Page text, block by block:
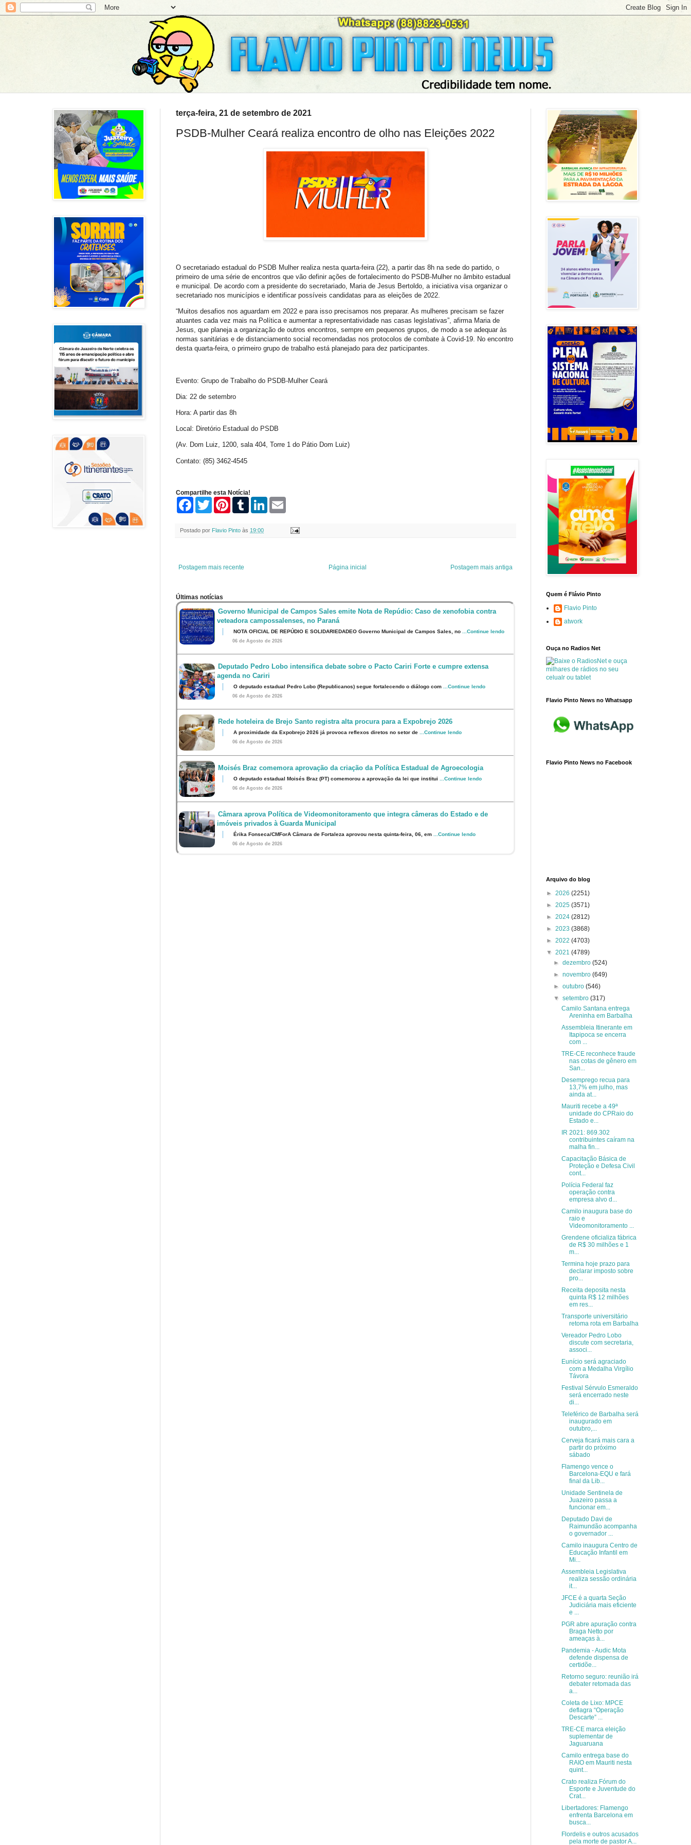
terça-feira, 21 de setembro de 2021
PSDB-Mulher Ceará realiza encontro de olho nas Eleições 2022
O secretariado estadual do PSDB Mulher realiza nesta quarta-feira (22), a partir das 8h na sede do partido, o
primeiro de uma série de encontros que vão definir ações de fortalecimento do PSDB-Mulher no âmbito estadual
e municipal. De acordo com a presidente do secretariado, Maria de Jesus Bertoldo, a iniciativa visa organizar o
secretariado nos municípios e identificar possíveis candidatas para as eleições de 2022.
“Muitos desafios nos aguardam em 2022 e para isso precisamos nos preparar. As mulheres precisam se fazer
atuantes cada vez mais na Política e aumentar a representatividade nas casas legislativas”, afirma Maria de
Jesus, que planeja a organização de outros encontros, sempre em pequenos grupos, de modo a se adequar às
normas sanitárias e de distanciamento social recomendadas nos protocolos de combate à Covid-19. No encontro
desta quarta-feira, o primeiro grupo de trabalho está planejado para dez participantes.
Evento: Grupo de Trabalho do PSDB-Mulher Ceará
Dia: 22 de setembro
Hora: A partir das 8h
Local: Diretório Estadual do PSDB
(Av. Dom Luiz, 1200, sala 404, Torre 1 do Pátio Dom Luiz)
Contato: (85) 3462-4545
Compartilhe esta Notícia!
F
b
T
w
t
P
e
t
T
l
L
Postado por Flavio Pinto às 19:00
Postagem mais recente Postagem mais antiga
Página inicial
Últimas notícias
Governo Municipal de Campos Sales emite Nota de Repúdio: Caso de xenofobia contra
veteadora campossalenses, no Paraná
NOTA OFICIAL DE REPÚDIO E SOLIDARIEDADEO Governo Municipal de Campos Sales, no ...Continue lendo
06 de Agosto de 2026
Deputado Pedro Lobo intensifica debate sobre o Pacto Cariri Forte e cumpre extensa
agenda no Cariri
O deputado estadual Pedro Lobo (Republicanos) segue fortalecendo o diálogo com ...Continue lendo
06 de Agosto de 2026
Rede hoteleira de Brejo Santo registra alta procura para a Expobrejo 2026
A proximidade da Expobrejo 2026 já provoca reflexos diretos no setor de ...Continue lendo
06 de Agosto de 2026
Moisés Braz comemora aprovação da criação da Política Estadual de Agroecologia
O deputado estadual Moisés Braz (PT) comemorou a aprovação da lei que institui ...Continue lendo
06 de Agosto de 2026
Câmara aprova Política de Videomonitoramento que integra câmeras do Estado e de
imóveis privados à Guarda Municipal
Érika Fonseca/CMForA Câmara de Fortaleza aprovou nesta quinta-feira, 06, em ...Continue lendo
06 de Agosto de 2026
Quem é Flávio Pinto
Flavio Pinto
atwork
Ouça no Radios Net
Flavio Pinto News no Whatsapp
Flavio Pinto News no Facebook
Arquivo do blog
► 2026 (2251)
► 2025 (3571)
► 2024 (2812)
► 2023 (3868)
► 2022 (4703)
▼ 2021 (4789)
►dezembro(524)
►novembro(649)
►outubro(546)
▼setembro(317)
Camilo Santana entrega
Areninha em Barbalha
Assembleia Itinerante em
Itapipoca se encerra
com ...
TRE-CE reconhece fraude
nas cotas de gênero em
San...
Desemprego recua para
13,7% em julho, mas
ainda at...
Mauriti recebe a 49ª
unidade do CPRaio do
Estado e...
IR 2021: 869.302
contribuintes caíram na
malha fin...
Capacitação Básica de
Proteção e Defesa Civil
cont...
Polícia Federal faz
operação contra
empresa alvo d...
Camilo inaugura base do
raio e
Videomonitoramento ...
Grendene oficializa fábrica
de R$ 30 milhões e 1
m...
Termina hoje prazo para
declarar imposto sobre
pro...
Receita deposita nesta
quinta R$ 12 milhões
em res...
Transporte universitário
retoma rota em Barbalha
Vereador Pedro Lobo
discute com secretaria,
associ...
Eunício será agraciado
com a Medalha Virgílio
Távora
Festival Sérvulo Esmeraldo
será encerrado neste
di...
Teleférico de Barbalha será
inaugurado em
outubro,...
Cerveja ficará mais cara a
partir do próximo
sábado
Flamengo vence o
Barcelona-EQU e fará
final da Lib...
Unidade Sentinela de
Juazeiro passa a
funcionar em...
Deputado Davi de
Raimundão acompanha
o governador ...
Camilo inaugura Centro de
Educação Infantil em
Mi...
Assembleia Legislativa
realiza sessão ordinária
it...
JFCE é a quarta Seção
Judiciária mais eficiente
e ...
PGR abre apuração contra
Braga Netto por
ameaças à...
Pandemia - Audic Mota
defende dispensa de
certidõe...
Retorno seguro: reunião irá
debater retomada das
a...
Coleta de Lixo: MPCE
deflagra “Operação
Descarte” ...
TRE-CE marca eleição
suplementar de
Jaguaruana
Camilo entrega base do
RAIO em Mauriti nesta
quint...
Crato realiza Fórum do
Esporte e Juventude do
Crat...
Libertadores: Flamengo
enfrenta Barcelona em
busca...
Flordelis e outros acusados
pela morte de pastor A...